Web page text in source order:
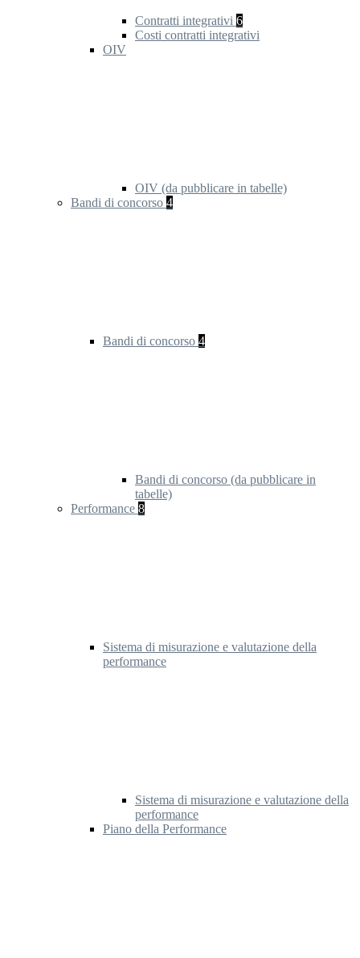
Contratti integrativi 6
Costi contratti integrativi
OIV
OIV (da pubblicare in tabelle)
Bandi di concorso 4
Bandi di concorso 4
Bandi di concorso (da pubblicare in
tabelle)
Performance 8
Sistema di misurazione e valutazione della
performance
Sistema di misurazione e valutazione della
performance
Piano della Performance